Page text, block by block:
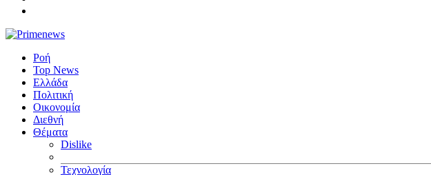
Ροή
Top News
Ελλάδα
Πολιτική
Οικονομία
Διεθνή
Θέματα
Dislike
Τεχνολογία